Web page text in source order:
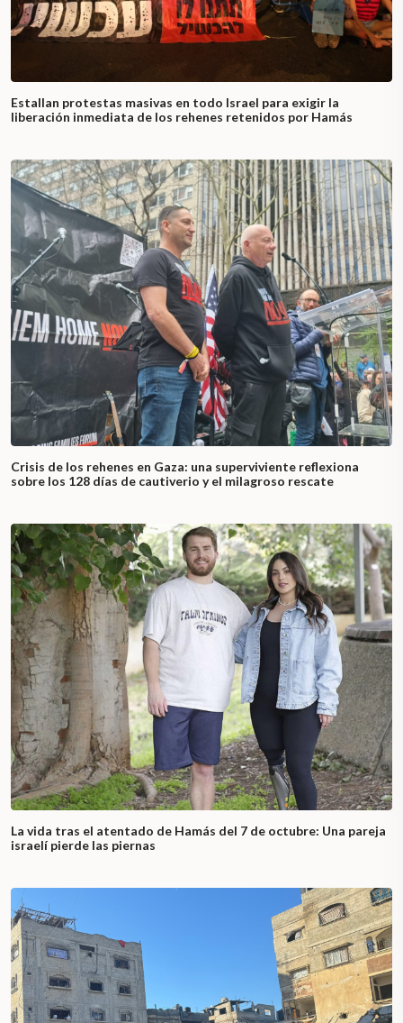
Estallan protestas masivas en todo Israel para exigir la
liberación inmediata de los rehenes retenidos por Hamás
Crisis de los rehenes en Gaza: una superviviente reflexiona
sobre los 128 días de cautiverio y el milagroso rescate
La vida tras el atentado de Hamás del 7 de octubre: Una pareja
israelí pierde las piernas